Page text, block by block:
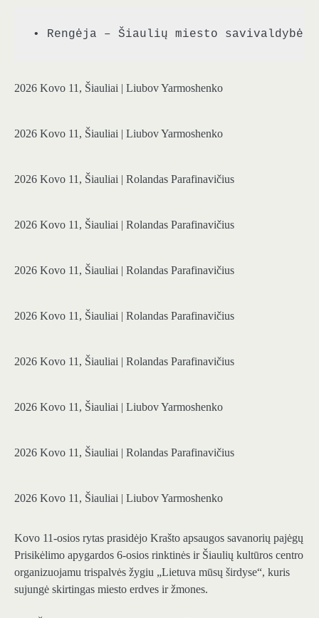
• Rengėja – Šiaulių miesto
2026 Kovo 11, Šiauliai | Liubov Yarmoshenko
2026 Kovo 11, Šiauliai | Liubov Yarmoshenko
2026 Kovo 11, Šiauliai | Rolandas Parafinavičius
2026 Kovo 11, Šiauliai | Rolandas Parafinavičius
2026 Kovo 11, Šiauliai | Rolandas Parafinavičius
2026 Kovo 11, Šiauliai | Rolandas Parafinavičius
2026 Kovo 11, Šiauliai | Rolandas Parafinavičius
2026 Kovo 11, Šiauliai | Liubov Yarmoshenko
2026 Kovo 11, Šiauliai | Rolandas Parafinavičius
2026 Kovo 11, Šiauliai | Liubov Yarmoshenko
Kovo 11-osios rytas prasidėjo Krašto apsaugos savanorių pajėgų
Prisikėlimo apygardos 6-osios rinktinės ir Šiaulių kultūros centro
organizuojamu trispalvės žygiu „Lietuva mūsų širdyse“, kuris
sujungė skirtingas miesto erdves ir žmones.